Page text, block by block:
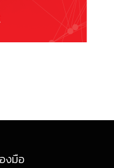
งมือ